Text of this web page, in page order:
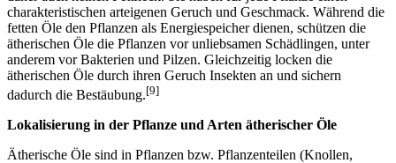
charakteristischen arteigenen Geruch und Geschmack. Während die
fetten Öle den Pflanzen als Energiespeicher dienen, schützen die
ätherischen Öle die Pflanzen vor unliebsamen Schädlingen, unter
anderem vor Bakterien und Pilzen. Gleichzeitig locken die
ätherischen Öle durch ihren Geruch Insekten an und sichern
dadurch die Bestäubung.[9]
Lokalisierung in der Pflanze und Arten ätherischer Öle
Ätherische Öle sind in Pflanzen bzw. Pflanzenteilen (Knollen,